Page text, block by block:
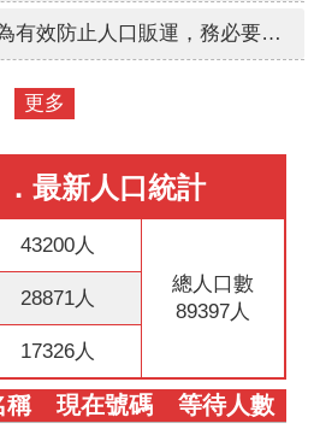
效防止人口販運，務必要提高警覺。
更多
最新人口統計
43200人
總人口數
89397人
28871人
17326人
稱 現在號碼 等待人數